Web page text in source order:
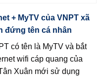
+ MyTV của VNPT xã
đứng tên cá nhân
có tên là MyTV và bắt
wifi cáp quang của
Xuân mới sử dụng